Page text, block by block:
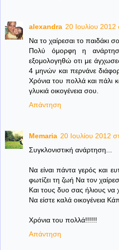
alexandra 20 Ιουλίου 2012
Να το χαίρεσαι το παιδάκι
Πολύ όμορφη η
εξομολογηθώ οτι με άγχωσες
4 μηνών και περνάνε
Χρόνια του πολλά και πάλι
γλυκιά οικογένεια σου.
Απάντηση
Memaria 20 Ιουλίου 2012
Συγκλονιστική ανάρτηση...
Να είναι πάντα γερός και
φωτίζει τη ζωή Να τον
Και τους δυο σας ήλιους να
Να είστε καλά οικογένεια
Χρόνια του πολλά!!!!!!
Απάντηση